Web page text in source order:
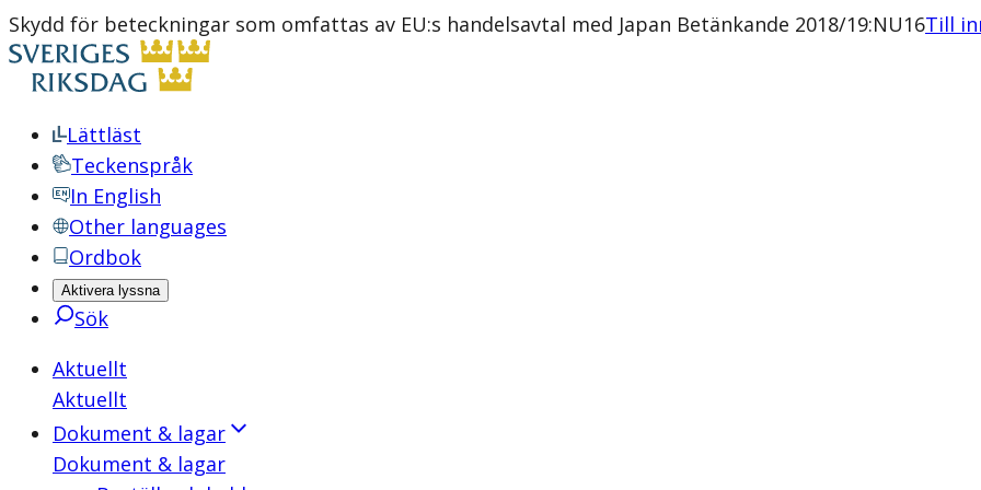
Skydd för beteckningar som omfattas av EU:s handelsavtal med Japan Betänkande 2018/19:NU16Till
Lättläst
Teckenspråk
In English
Other languages
Ordbok
Aktivera lyssna
Sök
Aktuellt
Aktuellt
Dokument & lagar
Dokument & lagar